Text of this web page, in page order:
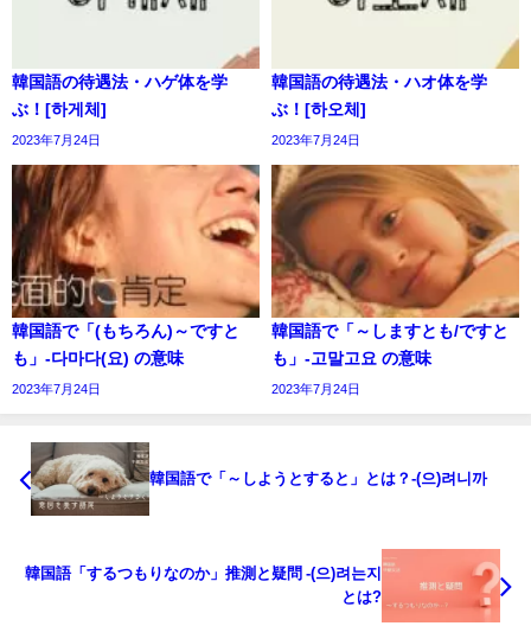
韓国語の待遇法・ハゲ体を学
ぶ！[하게체]
2023年7月24日
韓国語の待遇法・ハオ体を学
ぶ！[하오체]
2023年7月24日
韓国語で「(もちろん)～ですと
も」-다마다(요) の意味
2023年7月24日
韓国語で「～しますとも/ですと
も」-고말고요 の意味
2023年7月24日
韓国語で「～しようとすると」とは？-(으)려니까
韓国語「するつもりなのか」推測と疑問 -(으)려는지
とは?